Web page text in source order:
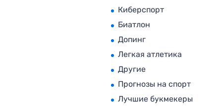
Киберспорт
Биатлон
Допинг
Легкая атлетика
Другие
Прогнозы на спорт
Лучшие букмекеры